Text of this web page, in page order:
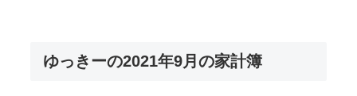
ゆっきーの2021年9月の家計簿